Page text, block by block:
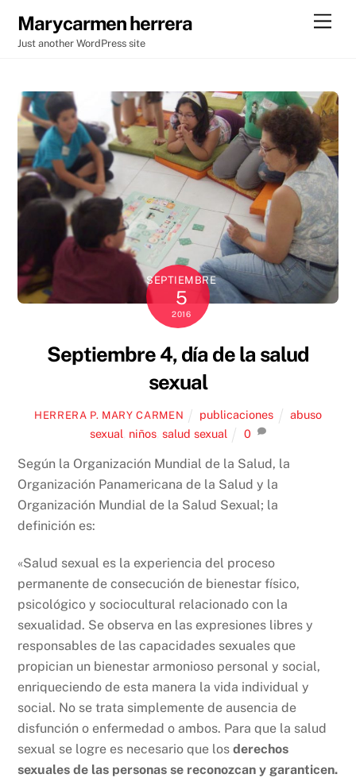
content
Marycarmen herrera
Just another WordPress site
SEPTIEMBRE
5
2016
Septiembre 4, día de la salud
sexual
HERRERA P. MARY CARMEN publicaciones
abuso
sexual niños, salud sexual 0
Según la Organización Mundial de la Salud, la
Organización Panamericana de la Salud y la
Organización Mundial de la Salud Sexual; la
definición es:
«Salud sexual es la experiencia del proceso
permanente de consecución de bienestar físico,
psicológico y sociocultural relacionado con la
sexualidad. Se observa en las expresiones libres y
responsables de las capacidades sexuales que
propician un bienestar armonioso personal y social,
enriqueciendo de esta manera la vida individual y
social. No se trata simplemente de ausencia de
disfunción o enfermedad o ambos. Para que la salud
sexual se logre es necesario que losderechos
sexuales de las personas se reconozcan y garanticen.